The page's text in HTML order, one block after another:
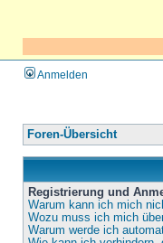
Anmelden
Foren-Übersicht
Registrierung und
Warum kann ich mich
Wozu muss ich mich
Warum werde ich